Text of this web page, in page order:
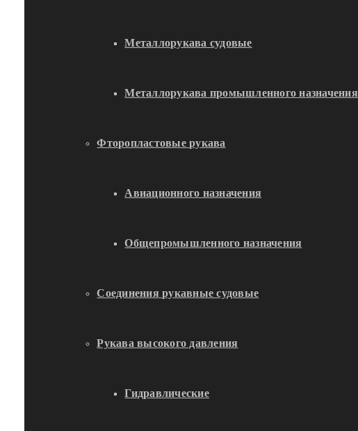
Металлорукава судовые
Металлорукава промышленного назначения
Фторопластовые рукава
Авиационного назначения
Общепромышленного назначения
Соединения рукавные судовые
Рукава высокого давления
Гидравлические